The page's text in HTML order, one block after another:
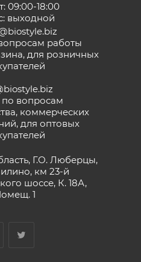
09:00-18:00
выходной
работы
для розничных
по вопросам
коммерческих
для оптовых
Г.О. Люберцы,
км 23-й
шоссе, К. 18А,
1